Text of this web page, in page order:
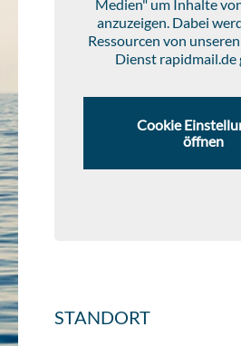
Medien" um Inhalte
anzuzeigen. Dabei
Ressourcen von
Dienst rapidmail.de
Cookie
öffnen
STANDORT